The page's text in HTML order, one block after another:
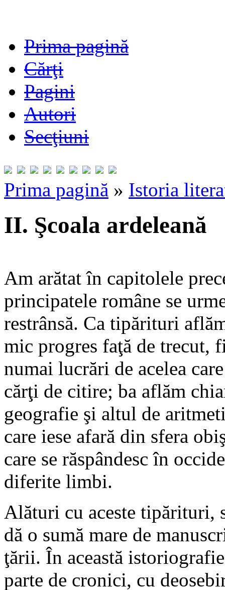
Prima pagină
Cărţi
Pagini
Autori
Secţiuni
Prima pagină » Istoria
II. Şcoala ardeleană
Am arătat în capitolele
principatele române se
restrânsă. Ca tipărituri
mic progres faţă de trecut,
numai lucrări de acelea
cărţi de citire; ba aflăm
geografie şi altul de
care iese afară din sfera
care se răspândesc în
diferite limbi.
Alături cu aceste
dă o sumă mare de
ţării. În această
parte de cronici, cu